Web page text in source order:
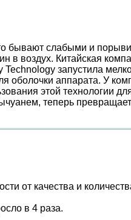
бывают слабыми и
в воздух. Китайская
запустила
оболочки аппарата. У
этой технологии
теперь
от качества и
в 4 раза.